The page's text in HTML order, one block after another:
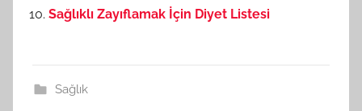
Sağlıklı Zayıflamak İçin Diyet Listesi
Sağlık